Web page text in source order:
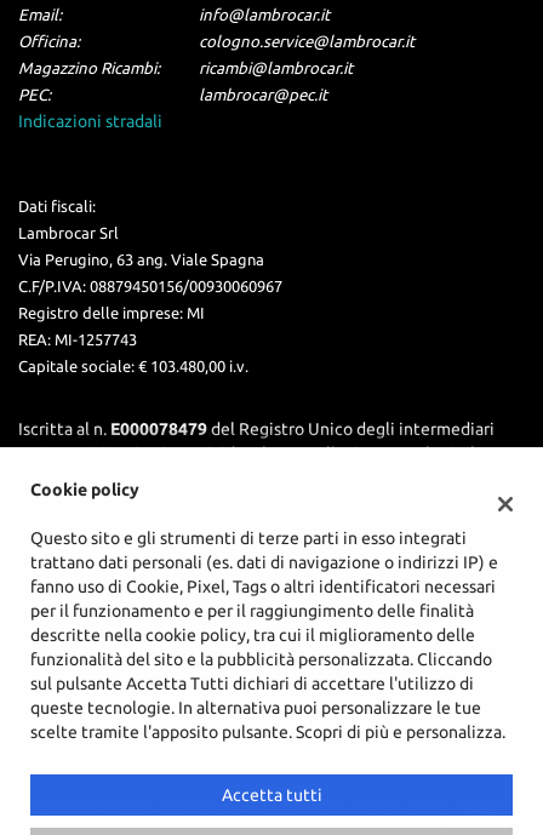
Email:
info@lambrocar.it
Officina:
cologno.service@lambrocar.it
Magazzino Ricambi:
ricambi@lambrocar.it
PEC:
lambrocar@pec.it
Indicazioni stradali
Dati fiscali:
Lambrocar Srl
Via Perugino, 63 ang. Viale Spagna
C.F/P.IVA: 08879450156/00930060967
Registro delle imprese: MI
REA: MI-1257743
Capitale sociale: € 103.480,00 i.v.
Iscritta al n. E000078479del Registro Unico degli intermediari
Assicurativi e Riassicurativi (RUI) presso l’Istituto per la vigilanza
È possibile presentare reclami scrivendo a
Nel sito internetIVASSè possibile consultare gli estremi
dell'iscrizione al RUI.
Copyright © 2026 GestionaleAuto.com S.r.l., Tutti i diritti riservati -
Leggi l'informativa sulla privacy-Cookie Policy
Cookie policy
Questo sito e gli strumenti di terze parti in esso integrati
trattano dati personali (es. dati di navigazione o indirizzi IP) e
fanno uso di Cookie, Pixel, Tags o altri identificatori necessari
per il funzionamento e per il raggiungimento delle finalità
descritte nella cookie policy, tra cui il miglioramento delle
funzionalità del sito e la pubblicità personalizzata. Cliccando
sul pulsante Accetta Tutti dichiari di accettare l'utilizzo di
queste tecnologie. In alternativa puoi personalizzare le tue
scelte tramite l'apposito pulsante. Scopri di più e personalizza.
Accetta tutti